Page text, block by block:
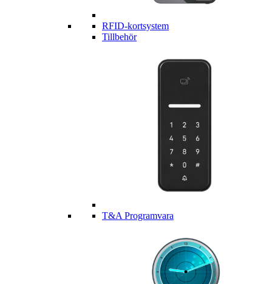
RFID-kortsystem
Tillbehör
T&A Programvara